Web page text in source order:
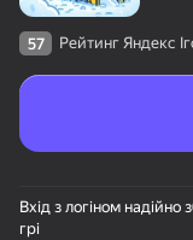
57 Рейтинг Яндекс
Вхід з логіном
грі